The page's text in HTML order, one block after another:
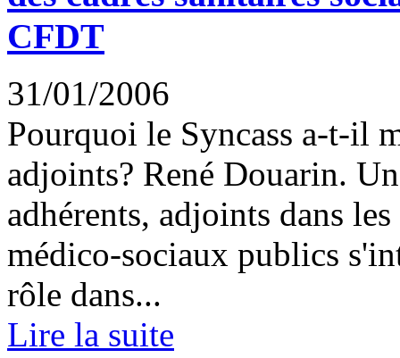
CFDT
31/01/2006
Pourquoi le Syncass a-t-il
adjoints? René Douarin.
adhérents, adjoints dans
médico-sociaux publics
rôle dans...
Lire la suite